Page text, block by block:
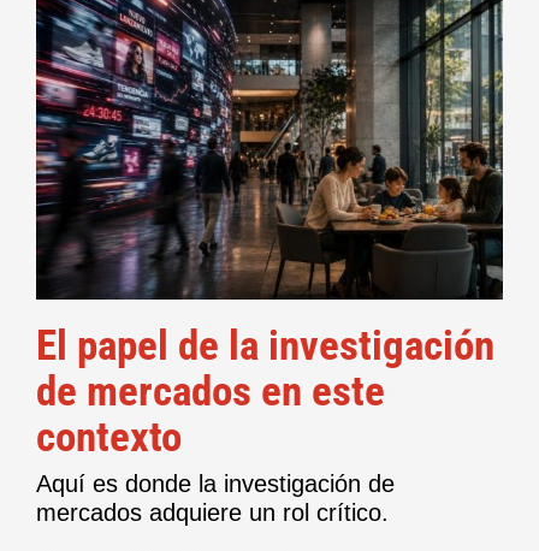
El papel de la investigación
de mercados en este
contexto
Aquí es donde la investigación de
mercados adquiere un rol crítico.